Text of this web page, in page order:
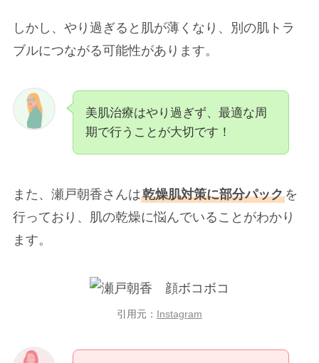
しかし、やり過ぎると肌が薄くなり、別の肌トラ
ブルにつながる可能性があります。
美肌治療はやり過ぎず、最適な周
期で行うことが大切です！
また、瀬戸朝香さんは乾燥肌対策に部分パックを
行っており、肌の乾燥に悩んでいることがわかり
ます。
引用元： Instagram